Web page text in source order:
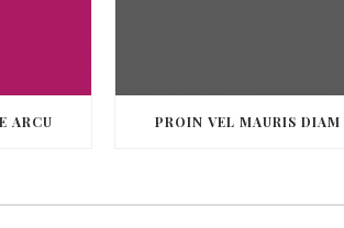
ARCU PROIN VEL MAURIS DIAM